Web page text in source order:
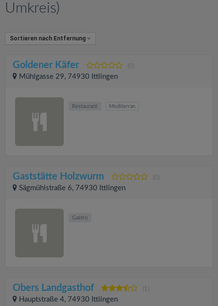
Umkreis)
Sortieren nach Entfernung
Goldener Käfer (0)
Mühlgasse 29, 74930 Ittlingen
Restaurant Mediterran
Gaststätte Holzwurm (0)
Sägmühlstraße 6, 74930 Ittlingen
Gastro
Obers Landgasthof (1)
Hauptstraße 4, 74930 Ittlingen